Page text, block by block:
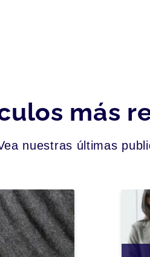
más
nuestras últimas